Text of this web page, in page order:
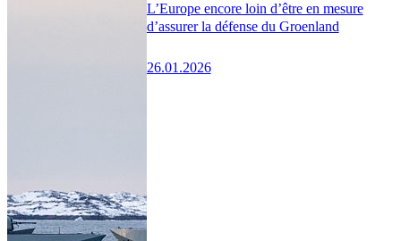
L’Europe encore loin d’être en mesure
d’assurer la défense du Groenland
26.01.2026